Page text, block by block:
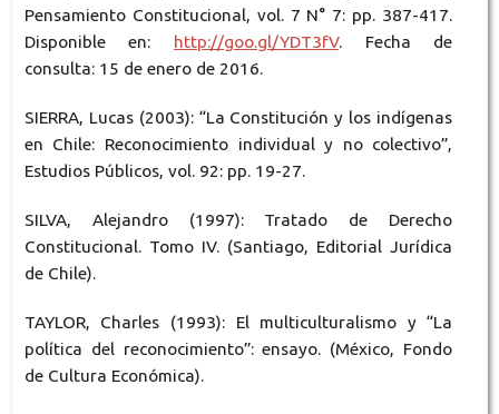
Pensamiento Constitucional, vol. 7 N° 7: pp. 387-417.
Disponible en: http://goo.gl/YDT3fV. Fecha de
consulta: 15 de enero de 2016.
SIERRA, Lucas (2003): “La Constitución y los indígenas
en Chile: Reconocimiento individual y no colectivo”,
Estudios Públicos, vol. 92: pp. 19-27.
SILVA, Alejandro (1997): Tratado de Derecho
Constitucional. Tomo IV. (Santiago, Editorial Jurídica
de Chile).
TAYLOR, Charles (1993): El multiculturalismo y “La
política del reconocimiento”: ensayo. (México, Fondo
de Cultura Económica).